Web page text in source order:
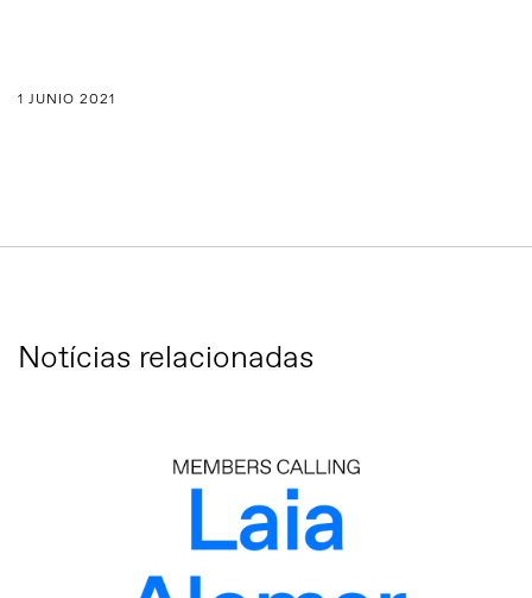
1 JUNIO 2021
Notícias relacionadas